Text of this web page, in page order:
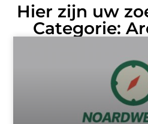
Hier zijn uw
Categorie: